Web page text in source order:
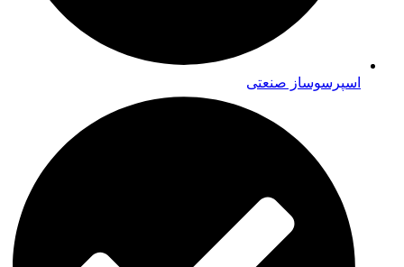
اسپرسوساز صنعتی